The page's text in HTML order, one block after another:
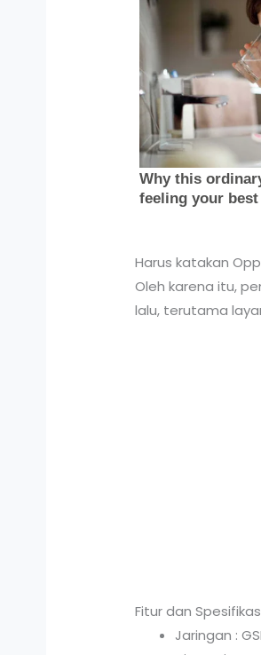
Harus katakan
Oleh karena itu,
lalu, terutama
Fitur dan
Jaringan :